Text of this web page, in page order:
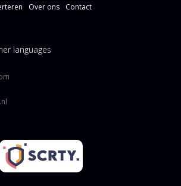
Over ons Contact
languages